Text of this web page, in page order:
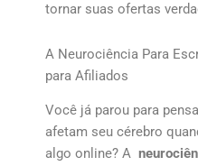
tornar suas ofertas
A Neurociência Para
para Afiliados
Você já parou para
afetam seu cérebro
algo online? A